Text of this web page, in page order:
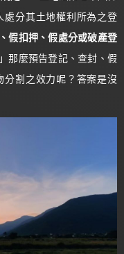
分其土地權利所為之登
假扣押、假處分或破產登
那麼預告登記、查封、假
割之效力呢？答案是沒